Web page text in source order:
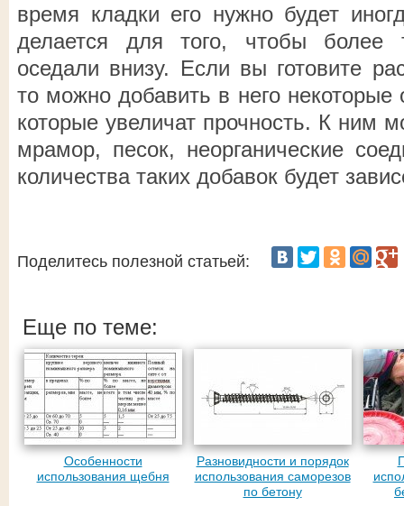
время кладки его нужно будет
делается для того, чтобы более
оседали внизу. Если вы готовите
то можно добавить в него некоторые
которые увеличат прочность. К ним
мрамор, песок, неорганические
количества таких добавок будет
Поделитесь полезной статьей:
Еще по теме:
Особенности
использования щебня
Разновидности и порядок
использования саморезов
по бетону